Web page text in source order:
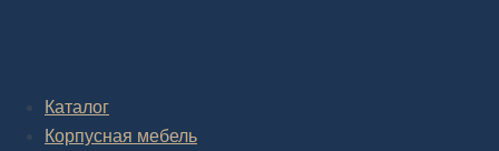
Каталог
Корпусная мебель
дизайн проекта интерьера,
В салоне мебелииинтернет магазине дизайнерской мебели